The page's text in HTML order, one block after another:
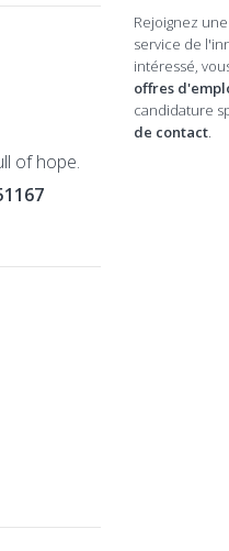
of hope.
Rejoignez
service de
intéressé,
offres
candidature
de contact.